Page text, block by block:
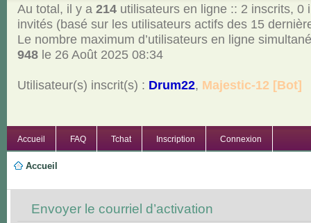
Au total, il y a 214utilisateurs en ligne :: 2 inscrits, 0
invités (basé sur les utilisateurs actifs des 15
Le nombre maximum d’utilisateurs en ligne
948le 26 Août 2025 08:34
Utilisateur(s) inscrit(s) : Drum22, Majestic-12 [Bot]
Accueil FAQ Tchat Inscription Connexion
Accueil
Envoyer le courriel d’activation